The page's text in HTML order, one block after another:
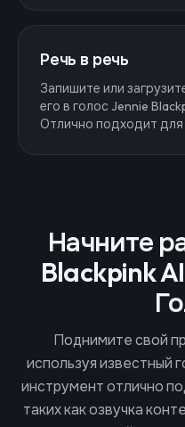
Речь в речь
Запишите или
его в голос Jennie
Отлично подходит
Начните
Blackpink
Поднимите свой
используя известный
инструмент отлично
таких как озвучка